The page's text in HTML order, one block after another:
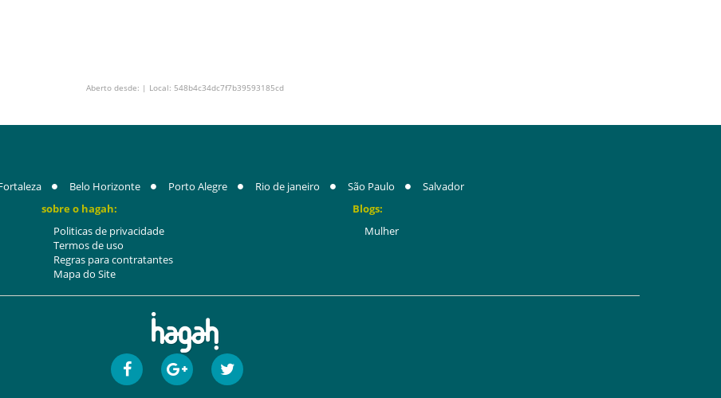
Aberto desde: | Local: 548b4c34dc7f7b39593185cd
Belo Horizonte Porto Alegre Rio de janeiro São Paulo
Salvador
sobre o hagah:
Politicas de privacidade
Termos de uso
Regras para contratantes
Mapa do Site
Blogs:
Mulher